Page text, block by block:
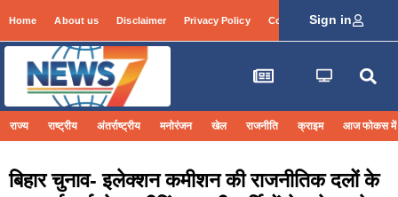
Home About us Disclaimer Privacy Policy Contact Info Login
Sign in
राज्य राष्ट्रीय अंतर्राष्ट्रीय मनोरंजन खेल राजनीति क्राइम आज फोकस में
बिहार चुनाव- इलेक्शन कमीशन की राजनीतिक दलों के